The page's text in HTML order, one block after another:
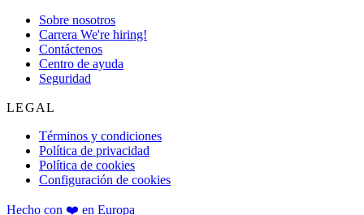
Sobre nosotros
Carrera We're hiring!
Contáctenos
Centro de ayuda
Seguridad
LEGAL
Términos y condiciones
Política de privacidad
Política de cookies
Configuración de cookies
Hecho con ❤️ en Europa